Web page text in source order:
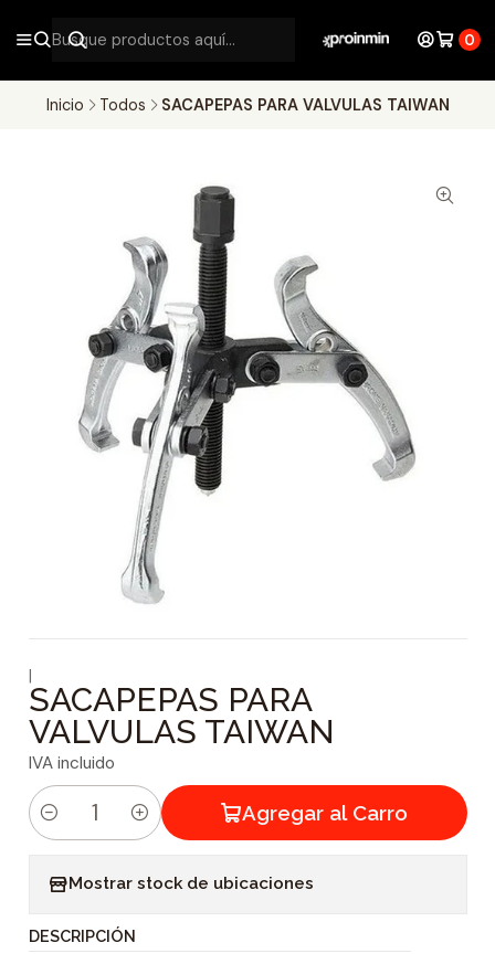
0
Inicio Todos SACAPEPAS PARA VALVULAS TAIWAN
|
SACAPEPAS PARA
VALVULAS TAIWAN
IVA incluido
C
i
Agregar al Carro
Mostrar stock de ubicaciones
DESCRIPCIÓN